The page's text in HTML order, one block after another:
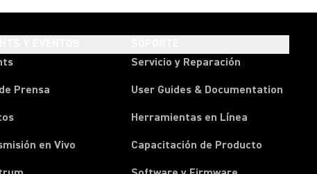
Prensa
en Vivo
Servicio y Reparación
User Guides & Documentation
Herramientas en Línea
Capacitación de Producto